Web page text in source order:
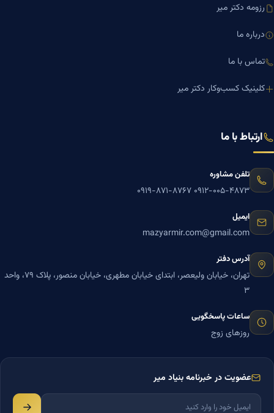
رزومه دکتر میر
درباره ما
تماس با ما
کلینیک کسب‌وکار دکتر میر
ارتباط با ما
تلفن مشاوره
۰۹۱۲-۰۰۵-۴۸۷۳ ۰۹۱۹-۸۷۱-۸۷۶۷
ایمیل
mazyarmir.com@gmail.com
آدرس دفتر
تهران، خیابان ولیعصر، ابتدای خیابان مطهری، خیابان منصور، پلاک ۷۹، واحد
۳
ساعات پاسخگویی
روزهای زوج
عضویت در خبرنامه بنیاد میر